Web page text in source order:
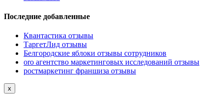
Последние добавленные
Квантастика отзывы
ТаргетЛид отзывы
Белгородские яблоки отзывы сотрудников
oro агентство маркетинговых исследований отзывы
ростмаркетинг франшиза отзывы
x